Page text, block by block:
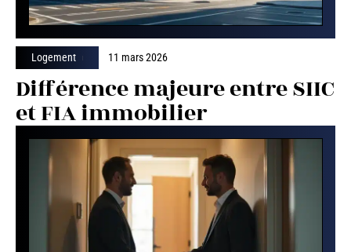
Logement 11 mars 2026
Différence majeure entre SIIC
et FIA immobilier